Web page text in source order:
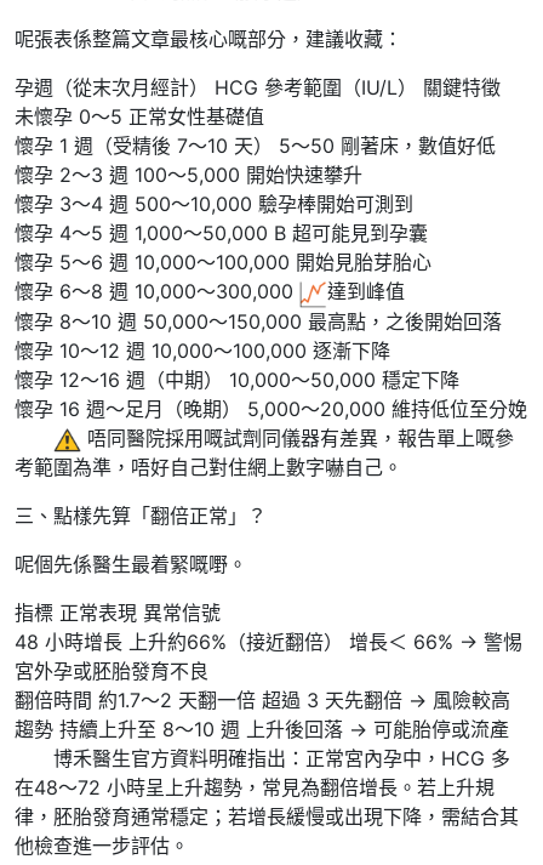
呢張表係整篇文章最核心嘅部分，建議收藏：
孕週（從末次月經計） HCG 參考範圍（IU/L） 關鍵特徵
未懷孕 0～5 正常女性基礎值
懷孕 1 週（受精後 7～10 天） 5～50 剛著床，數值好低
懷孕 2～3 週 100～5,000 開始快速攀升
懷孕 3～4 週 500～10,000 驗孕棒開始可測到
懷孕 4～5 週 1,000～50,000 B 超可能見到孕囊
懷孕 5～6 週 10,000～100,000 開始見胎芽胎心
懷孕 6～8 週 10,000～300,000
達到峰值
懷孕 8～10 週 50,000～150,000 最高點，之後開始回落
懷孕 10～12 週 10,000～100,000 逐漸下降
懷孕 12～16 週（中期） 10,000～50,000 穩定下降
懷孕 16 週～足月（晚期） 5,000～20,000 維持低位至分娩
️ 唔同醫院採用嘅試劑同儀器有差異，報告單上嘅參
考範圍為準，唔好自己對住網上數字嚇自己。
三、點樣先算「翻倍正常」？
呢個先係醫生最着緊嘅嘢。
指標 正常表現 異常信號
48 小時增長 上升約66%（接近翻倍） 增長＜ 66% → 警惕
宮外孕或胚胎發育不良
翻倍時間 約1.7～2 天翻一倍 超過 3 天先翻倍 → 風險較高
趨勢 持續上升至 8～10 週 上升後回落 → 可能胎停或流產
博禾醫生官方資料明確指出：正常宮內孕中，HCG 多
在48～72 小時呈上升趨勢，常見為翻倍增長。若上升規
律，胚胎發育通常穩定；若增長緩慢或出現下降，需結合其
他檢查進一步評估。